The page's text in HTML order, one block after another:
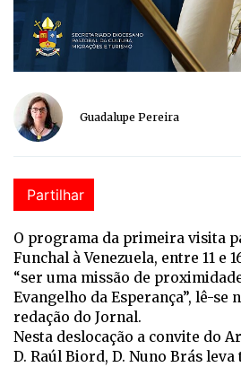
Guadalupe Pereira
Partilhar
O programa da primeira visita
Funchal à Venezuela, entre 11 e
“ser uma missão de
Evangelho da Esperança”, lê-se
redação do Jornal.
Nesta deslocação a convite do
D. Raúl Biord, D. Nuno Brás leva